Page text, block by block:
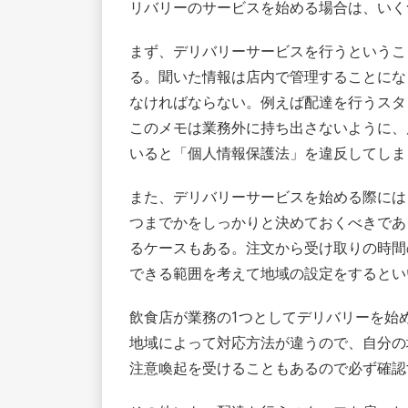
リバリーのサービスを始める場合は、い
まず、デリバリーサービスを行うという
る。聞いた情報は店内で管理することに
なければならない。例えば配達を行うス
このメモは業務外に持ち出さないように
いると「個人情報保護法」を違反してし
また、デリバリーサービスを始める際に
つまでかをしっかりと決めておくべきで
るケースもある。注文から受け取りの時
できる範囲を考えて地域の設定をすると
飲食店が業務の1つとしてデリバリーを
地域によって対応方法が違うので、自分
注意喚起を受けることもあるので必ず確